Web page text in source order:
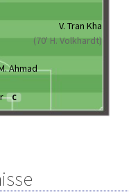
V. Tran Kha
(70' H. Volkhardt)
Ahmad
C